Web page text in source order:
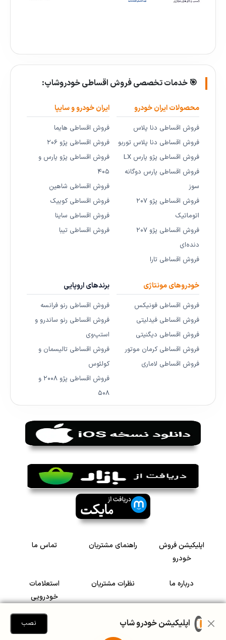
🎯 خدمات تخصصی فروش اقساطی خودروشاپ:
محصولات ایران خودرو
فروش اقساطی دنا پلاس
فروش اقساطی دنا پلاس توربو
فروش اقساطی پژو پارس LX
فروش اقساطی پارس دوگانه
سوز
فروش اقساطی پژو ۲۰۷
اتوماتیک
فروش اقساطی پژو ۲۰۷
دنده‌ای
فروش اقساطی تارا
ایران خودرو و سایپا
فروش اقساطی هایما
فروش اقساطی پژو ۲۰۶
فروش اقساطی پژو پارس و
۴۰۵
فروش اقساطی شاهین
فروش اقساطی کوییک
فروش اقساطی ساینا
فروش اقساطی تیبا
خودروهای مونتاژی
فروش اقساطی فونیکس
فروش اقساطی فیدلیتی
فروش اقساطی دیگنیتی
فروش اقساطی کرمان موتور
فروش اقساطی لاماری
برندهای اروپایی
فروش اقساطی رنو فرانسه
فروش اقساطی رنو ساندرو و
استپ‌وی
فروش اقساطی تالیسمان و
کولئوس
فروش اقساطی پژو ۲۰۰۸ و
۵۰۸
اپلیکیشن فروش
خودرو
راهنمای مشتریان تماس ما
درباره ما نظرات مشتریان
استعلامات
خودرویی
سرمایه گذاری در
رضایت مشتریاناپلیکیشن خودرو شاپ نصب